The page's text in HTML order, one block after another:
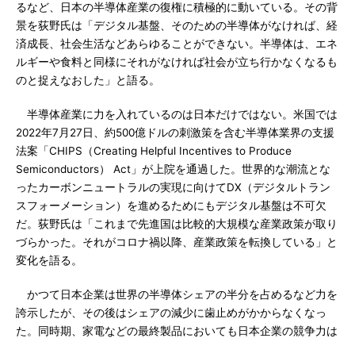
るなど、日本の半導体産業の復権に積極的に動いている。その背
景を荻野氏は「デジタル基盤、そのための半導体がなければ、経
済成長、社会生活などあらゆることができない。半導体は、エネ
ルギーや食料と同様にそれがなければ社会が立ち行かなくなるも
のと捉えなおした」と語る。
半導体産業に力を入れているのは日本だけではない。米国では
2022年7月27日、約500億ドルの刺激策を含む半導体業界の支援
法案「CHIPS（Creating Helpful Incentives to Produce
Semiconductors） Act」が上院を通過した。世界的な潮流とな
ったカーボンニュートラルの実現に向けてDX（デジタルトラン
スフォーメーション）を進めるためにもデジタル基盤は不可欠
だ。荻野氏は「これまで先進国は比較的大規模な産業政策が取り
づらかった。それがコロナ禍以降、産業政策を転換している」と
変化を語る。
かつて日本企業は世界の半導体シェアの半分を占めるなど力を
誇示したが、その後はシェアの減少に歯止めがかからなくなっ
た。同時期、家電などの最終製品においても日本企業の競争力は